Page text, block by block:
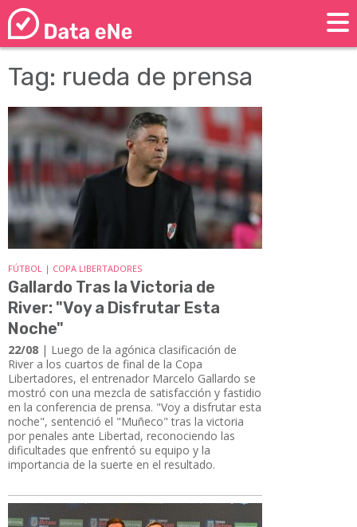
Tag: rueda de prensa
FÚTBOL | COPA LIBERTADORES
Gallardo Tras la Victoria de
River: "Voy a Disfrutar Esta
Noche"
22/08 | Luego de la agónica clasificación de
River a los cuartos de final de la Copa
Libertadores, el entrenador Marcelo Gallardo se
mostró con una mezcla de satisfacción y fastidio
en la conferencia de prensa. "Voy a disfrutar esta
noche", sentenció el "Muñeco" tras la victoria
por penales ante Libertad, reconociendo las
dificultades que enfrentó su equipo y la
importancia de la suerte en el resultado.